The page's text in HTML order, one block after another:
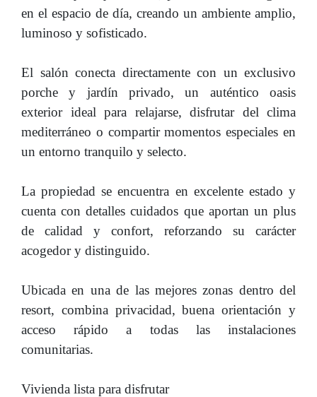
en el espacio de día, creando un ambiente amplio,
luminoso y sofisticado.
El salón conecta directamente con un exclusivo
porche y jardín privado, un auténtico oasis
exterior ideal para relajarse, disfrutar del clima
mediterráneo o compartir momentos especiales en
un entorno tranquilo y selecto.
La propiedad se encuentra en excelente estado y
cuenta con detalles cuidados que aportan un plus
de calidad y confort, reforzando su carácter
acogedor y distinguido.
Ubicada en una de las mejores zonas dentro del
resort, combina privacidad, buena orientación y
acceso rápido a todas las instalaciones
comunitarias.
Vivienda lista para disfrutar